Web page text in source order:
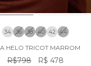
34 36 38 40 42 44
HELO TRICOT MARROM
R$798 R$ 478